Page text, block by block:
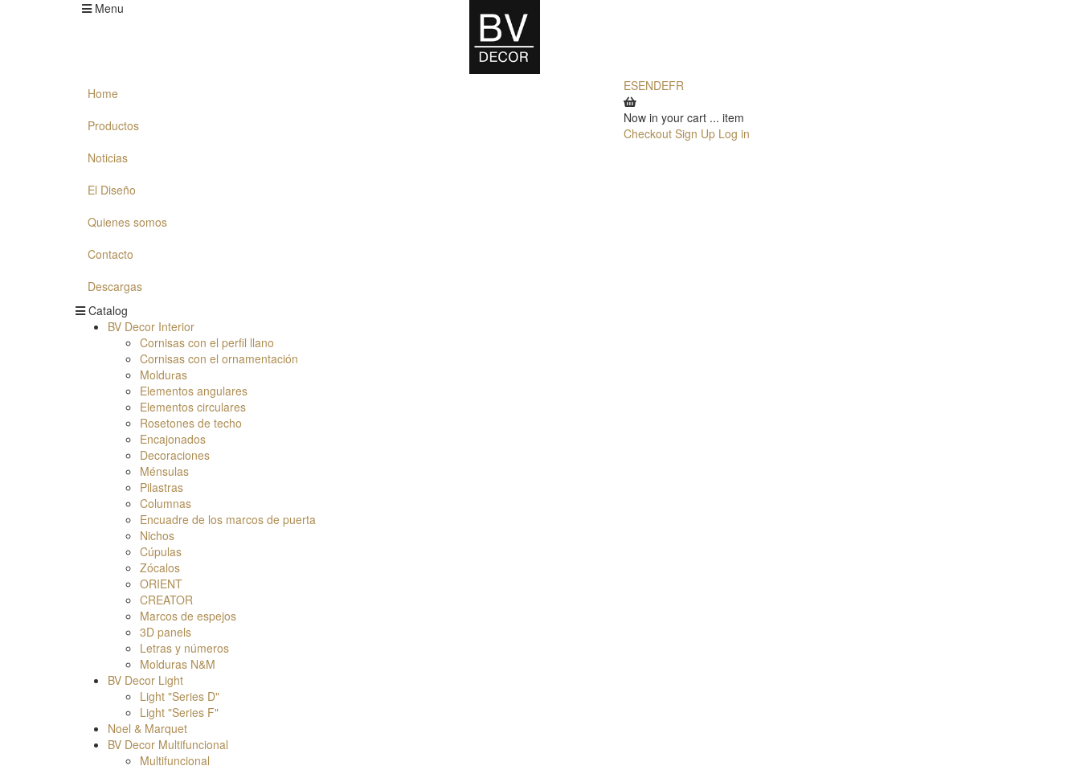
Menu
Home
Productos
Noticias
El Diseño
Quienes somos
Contacto
Descargas
ESENDEFR
Now in your cart ... item
Checkout Sign Up Log in
Catalog
BV Decor Interior
Cornisas con el perfil llano
Cornisas con el ornamentación
Molduгas
Elementos angulares
Elementos circulares
Rosetones de techo
Encajonados
Decoraciones
Ménsulas
Pilastras
Columnas
Encuadre de los marcos de puerta
Nichos
Cúpulas
Zócalos
ORIENT
CREATOR
Marcos de espejos
3D panels
Letras y números
Molduras N&M
BV Decor Light
Light "Series D"
Light "Series F"
Noel & Marquet
BV Decor Multifuncional
Multifuncional